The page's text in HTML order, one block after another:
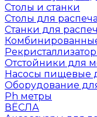
Столы и станки
Столы для
Станки для
Отстойники для
Насосы пищевые
Оборудование
Ph метры
ВЁСЛА